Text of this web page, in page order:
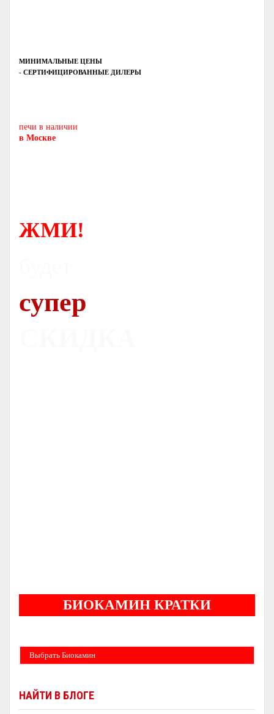
МИНИМАЛЬНЫЕ ЦЕНЫ
- СЕРТИФИЦИРОВАННЫЕ ДИЛЕРЫ
печи в наличии
в Москве
ЖМИ!
супер
БИОКАМИН КРАТКИ
Выбрать Биокамин
НАЙТИ В БЛОГЕ